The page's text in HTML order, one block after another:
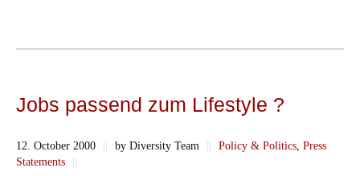
Jobs passend zum Lifestyle ?
12. October 2000 || by Diversity Team || Policy & Politics Press
Statements
||